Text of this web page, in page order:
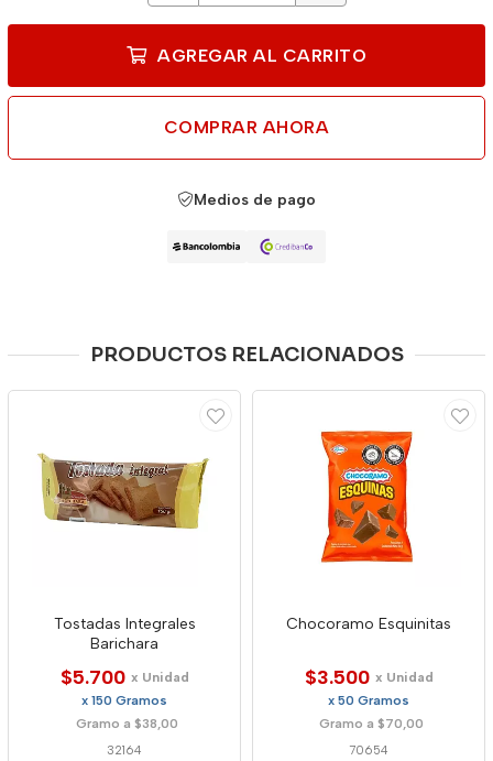
AGREGAR AL CARRITO
COMPRAR AHORA
Medios de pago
PRODUCTOS RELACIONADOS
Tostadas Integrales
Barichara
$5.700 x Unidad
x 150 Gramos
Gramo a $38,00
32164
Chocoramo Esquinitas
$3.500 x Unidad
x 50 Gramos
Gramo a $70,00
70654